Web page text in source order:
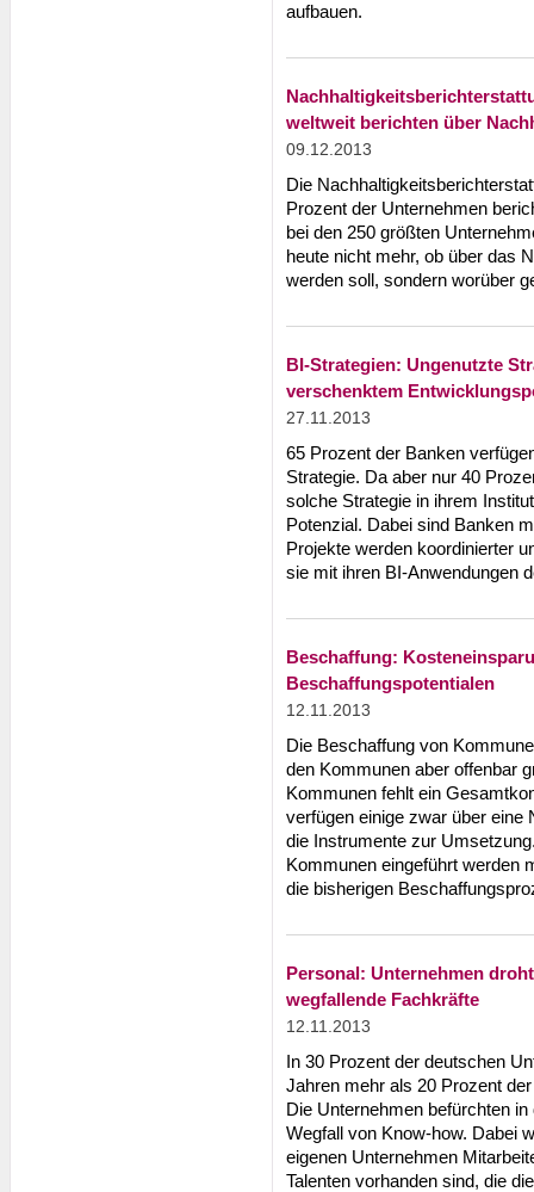
aufbauen.
weltweit berichten über
09.12.2013
Die
Prozent der Unternehmen
bei den 250 größten
heute nicht mehr, ob über das
werden soll, sondern worüber
BI-Strategien: Ungenutzte
verschenktem
27.11.2013
65 Prozent der Banken
Strategie. Da aber nur 40
solche Strategie in ihrem
Potenzial. Dabei sind Banken
Projekte werden koordinierter
sie mit ihren BI-Anwendungen
Beschaffung:
Beschaffungspotentialen
12.11.2013
Die Beschaffung von
den Kommunen aber offenbar
Kommunen fehlt ein
verfügen einige zwar über eine
die Instrumente zur
Kommunen eingeführt werden
die bisherigen
Personal: Unternehmen
wegfallende Fachkräfte
12.11.2013
In 30 Prozent der deutschen
Jahren mehr als 20 Prozent
Die Unternehmen befürchten
Wegfall von Know-how. Dabei
eigenen Unternehmen
Talenten vorhanden sind, die